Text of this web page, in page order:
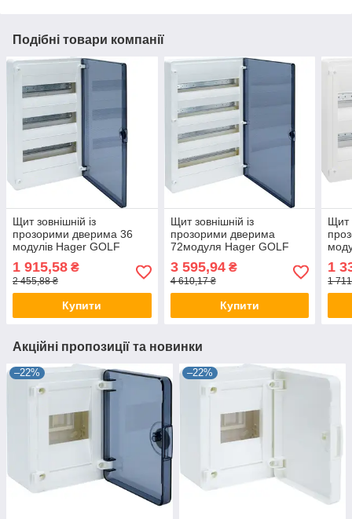
Подібні товари компанії
Щит зовнішній із
прозорими дверима 36
модулів Hager GOLF
шафа розподільна для
автоматів
1 915,58 ₴
2 455,88 ₴
Купити
Щит зовнішній із
прозорими дверима
72модуля Hager GOLF
шафа розподільна для
автоматів
3 595,94₴
4 610,17 ₴
Купити
Щит
1
1
Акційні пропозиції та новинки
–22% –22%